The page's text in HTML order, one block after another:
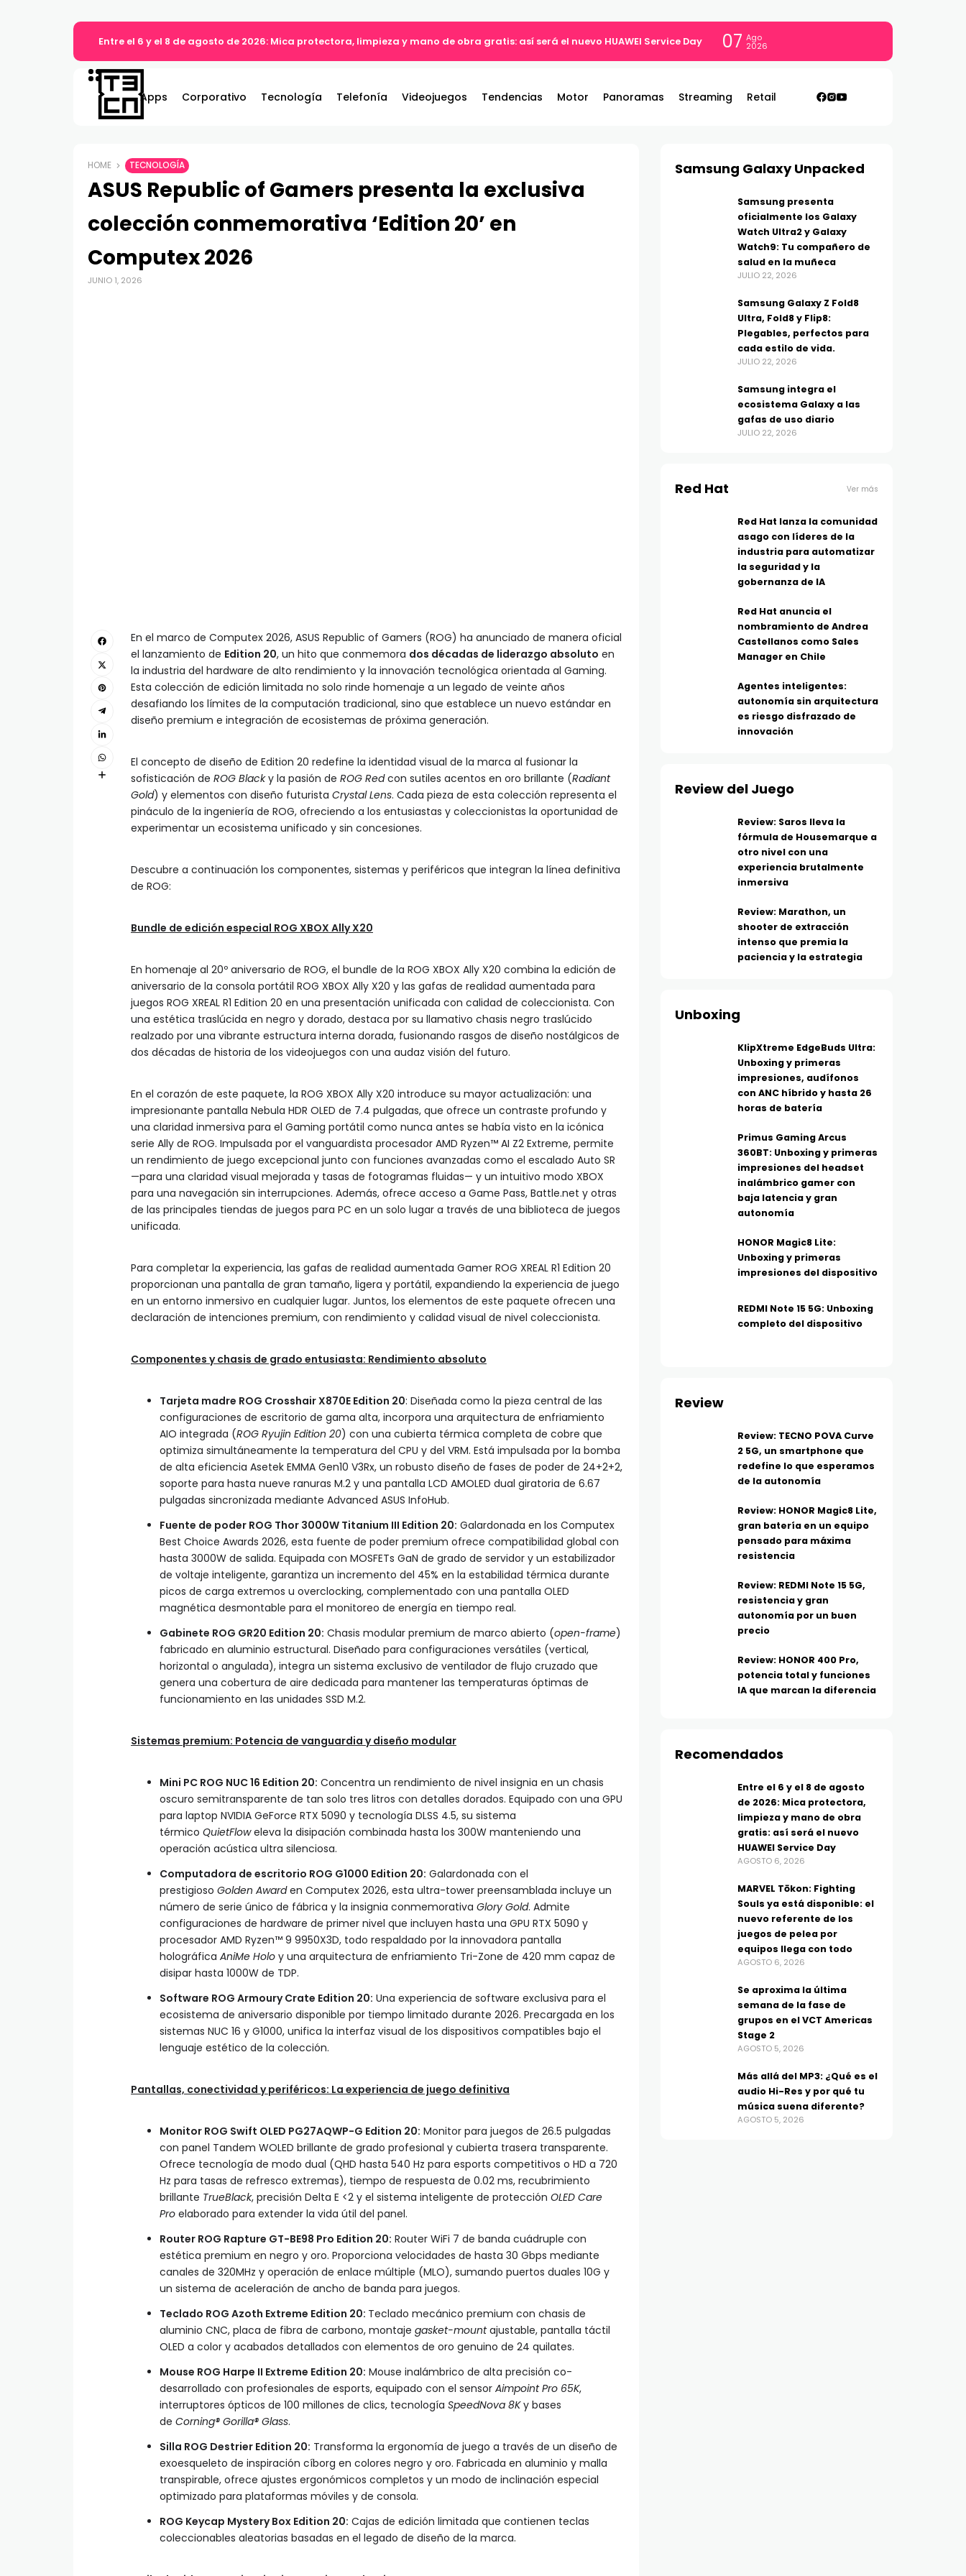
Entre el 6 y el 8 de agosto de 2026: Mica protectora, limpieza y mano de obra gratis: así será el nuevo HUAWEI Service Day 07 Ago
2026
Apps Corporativo Tecnología Telefonía Videojuegos Tendencias Motor Panoramas Streaming Retail
HOME TECNOLOGÍA
ASUS Republic of Gamers presenta la exclusiva
colección conmemorativa ‘Edition 20’ en
Computex 2026
JUNIO 1, 2026
En el marco de Computex 2026, ASUS Republic of Gamers (ROG) ha anunciado de manera oficial
el lanzamiento de Edition 20, un hito que conmemora dos décadas de liderazgo absoluto en
la industria del hardware de alto rendimiento y la innovación tecnológica orientada al Gaming.
Esta colección de edición limitada no solo rinde homenaje a un legado de veinte años
desafiando los límites de la computación tradicional, sino que establece un nuevo estándar en
diseño premium e integración de ecosistemas de próxima generación.
El concepto de diseño de Edition 20 redefine la identidad visual de la marca al fusionar la
sofisticación de ROG Blacky la pasión de ROG Redcon sutiles acentos en oro brillante (Radiant
Gold) y elementos con diseño futurista Crystal Lens. Cada pieza de esta colección representa el
pináculo de la ingeniería de ROG, ofreciendo a los entusiastas y coleccionistas la oportunidad de
experimentar un ecosistema unificado y sin concesiones.
Descubre a continuación los componentes, sistemas y periféricos que integran la línea definitiva
de ROG:
Bundle de edición especial ROG XBOX Ally X20
En homenaje al 20º aniversario de ROG, el bundle de la ROG XBOX Ally X20 combina la edición de
aniversario de la consola portátil ROG XBOX Ally X20 y las gafas de realidad aumentada para
juegos ROG XREAL R1 Edition 20 en una presentación unificada con calidad de coleccionista. Con
una estética traslúcida en negro y dorado, destaca por su llamativo chasis negro traslúcido
realzado por una vibrante estructura interna dorada, fusionando rasgos de diseño nostálgicos de
dos décadas de historia de los videojuegos con una audaz visión del futuro.
En el corazón de este paquete, la ROG XBOX Ally X20 introduce su mayor actualización: una
impresionante pantalla Nebula HDR OLED de 7.4 pulgadas, que ofrece un contraste profundo y
una claridad inmersiva para el Gaming portátil como nunca antes se había visto en la icónica
serie Ally de ROG. Impulsada por el vanguardista procesador AMD Ryzen™ AI Z2 Extreme, permite
un rendimiento de juego excepcional junto con funciones avanzadas como el escalado Auto SR
—para una claridad visual mejorada y tasas de fotogramas fluidas— y un intuitivo modo XBOX
para una navegación sin interrupciones. Además, ofrece acceso a Game Pass, Battle.net y otras
de las principales tiendas de juegos para PC en un solo lugar a través de una biblioteca de juegos
unificada.
Para completar la experiencia, las gafas de realidad aumentada Gamer ROG XREAL R1 Edition 20
proporcionan una pantalla de gran tamaño, ligera y portátil, expandiendo la experiencia de juego
en un entorno inmersivo en cualquier lugar. Juntos, los elementos de este paquete ofrecen una
declaración de intenciones premium, con rendimiento y calidad visual de nivel coleccionista.
Componentes y chasis de grado entusiasta: Rendimiento absoluto
Tarjeta madre ROG Crosshair X870E Edition 20: Diseñada como la pieza central de las
configuraciones de escritorio de gama alta, incorpora una arquitectura de enfriamiento
AIO integrada (ROG Ryujin Edition 20) con una cubierta térmica completa de cobre que
optimiza simultáneamente la temperatura del CPU y del VRM. Está impulsada por la bomba
de alta eficiencia Asetek EMMA Gen10 V3Rx, un robusto diseño de fases de poder de 24+2+2,
soporte para hasta nueve ranuras M.2 y una pantalla LCD AMOLED dual giratoria de 6.67
pulgadas sincronizada mediante Advanced ASUS InfoHub.
Fuente de poder ROG Thor 3000W Titanium III Edition 20: Galardonada en los Computex
Best Choice Awards 2026, esta fuente de poder premium ofrece compatibilidad global con
hasta 3000W de salida. Equipada con MOSFETs GaN de grado de servidor y un estabilizador
de voltaje inteligente, garantiza un incremento del 45% en la estabilidad térmica durante
picos de carga extremos u overclocking, complementado con una pantalla OLED
magnética desmontable para el monitoreo de energía en tiempo real.
Gabinete ROG GR20 Edition 20: Chasis modular premium de marco abierto (open-frame)
fabricado en aluminio estructural. Diseñado para configuraciones versátiles (vertical,
horizontal o angulada), integra un sistema exclusivo de ventilador de flujo cruzado que
genera una cobertura de aire dedicada para mantener las temperaturas óptimas de
funcionamiento en las unidades SSD M.2.
Sistemas premium: Potencia de vanguardia y diseño modular
Mini PC ROG NUC 16 Edition 20: Concentra un rendimiento de nivel insignia en un chasis
oscuro semitransparente de tan solo tres litros con detalles dorados. Equipado con una GPU
para laptop NVIDIA GeForce RTX 5090 y tecnología DLSS 4.5, su sistema
térmico QuietFloweleva la disipación combinada hasta los 300W manteniendo una
operación acústica ultra silenciosa.
Computadora de escritorio ROG G1000 Edition 20: Galardonada con el
prestigioso Golden Awarden Computex 2026, esta ultra-tower preensamblada incluye un
número de serie único de fábrica y la insignia conmemorativa Glory Gold. Admite
configuraciones de hardware de primer nivel que incluyen hasta una GPU RTX 5090 y
procesador AMD Ryzen™ 9 9950X3D, todo respaldado por la innovadora pantalla
holográfica AniMe Holo y una arquitectura de enfriamiento Tri-Zone de 420 mm capaz de
disipar hasta 1000W de TDP.
Software ROG Armoury Crate Edition 20: Una experiencia de software exclusiva para el
ecosistema de aniversario disponible por tiempo limitado durante 2026. Precargada en los
sistemas NUC 16 y G1000, unifica la interfaz visual de los dispositivos compatibles bajo el
lenguaje estético de la colección.
Pantallas, conectividad y periféricos: La experiencia de juego definitiva
Monitor ROG Swift OLED PG27AQWP-G Edition 20: Monitor para juegos de 26.5 pulgadas
con panel Tandem WOLED brillante de grado profesional y cubierta trasera transparente.
Ofrece tecnología de modo dual (QHD hasta 540 Hz para esports competitivos o HD a 720
Hz para tasas de refresco extremas), tiempo de respuesta de 0.02 ms, recubrimiento
brillante TrueBlack, precisión Delta E <2 y el sistema inteligente de protección OLED Care
Pro elaborado para extender la vida útil del panel.
Router ROG Rapture GT-BE98 Pro Edition 20: Router WiFi 7 de banda cuádruple con
estética premium en negro y oro. Proporciona velocidades de hasta 30 Gbps mediante
canales de 320MHz y operación de enlace múltiple (MLO), sumando puertos duales 10G y
un sistema de aceleración de ancho de banda para juegos.
Teclado ROG Azoth Extreme Edition 20: Teclado mecánico premium con chasis de
aluminio CNC, placa de fibra de carbono, montaje gasket-mountajustable, pantalla táctil
OLED a color y acabados detallados con elementos de oro genuino de 24 quilates.
Mouse ROG Harpe II Extreme Edition 20: Mouse inalámbrico de alta precisión co-
desarrollado con profesionales de esports, equipado con el sensor Aimpoint Pro 65K,
interruptores ópticos de 100 millones de clics, tecnología SpeedNova 8Ky bases
de Corning® Gorilla® Glass.
Silla ROG Destrier Edition 20: Transforma la ergonomía de juego a través de un diseño de
exoesqueleto de inspiración cíborg en colores negro y oro. Fabricada en aluminio y malla
transpirable, ofrece ajustes ergonómicos completos y un modo de inclinación especial
optimizado para plataformas móviles y de consola.
ROG Keycap Mystery Box Edition 20: Cajas de edición limitada que contienen teclas
coleccionables aleatorias basadas en el legado de diseño de la marca.
Samsung Galaxy Unpacked
Samsung presenta
oficialmente los Galaxy
Watch Ultra2 y Galaxy
Watch9: Tu compañero de
salud en la muñeca
JULIO 22, 2026
Samsung Galaxy Z Fold8
Ultra, Fold8 y Flip8:
Plegables, perfectos para
cada estilo de vida.
JULIO 22, 2026
Samsung integra el
ecosistema Galaxy a las
gafas de uso diario
JULIO 22, 2026
Red Hat Ver más
Red Hat lanza la comunidad
asago con líderes de la
industria para automatizar
la seguridad y la
gobernanza de IA
Red Hat anuncia el
nombramiento de Andrea
Castellanos como Sales
Manager en Chile
Agentes inteligentes:
autonomía sin arquitectura
es riesgo disfrazado de
innovación
Review del Juego
Review: Saros lleva la
fórmula de Housemarque a
otro nivel con una
experiencia brutalmente
inmersiva
Review: Marathon, un
shooter de extracción
intenso que premia la
paciencia y la estrategia
Unboxing
KlipXtreme EdgeBuds Ultra:
Unboxing y primeras
impresiones, audífonos
con ANC híbrido y hasta 26
horas de batería
Primus Gaming Arcus
360BT: Unboxing y primeras
impresiones del headset
inalámbrico gamer con
baja latencia y gran
autonomía
HONOR Magic8 Lite:
Unboxing y primeras
impresiones del dispositivo
REDMI Note 15 5G: Unboxing
completo del dispositivo
Review
Review: TECNO POVA Curve
2 5G, un smartphone que
redefine lo que esperamos
de la autonomía
Review: HONOR Magic8 Lite,
gran batería en un equipo
pensado para máxima
resistencia
Review: REDMI Note 15 5G,
resistencia y gran
autonomía por un buen
precio
Review: HONOR 400 Pro,
potencia total y funciones
IA que marcan la diferencia
Recomendados
Entre el 6 y el 8 de agosto
de 2026: Mica protectora,
limpieza y mano de obra
gratis: así será el nuevo
HUAWEI Service Day
AGOSTO 6, 2026
MARVEL Tōkon: Fighting
Souls ya está disponible: el
nuevo referente de los
juegos de pelea por
equipos llega con todo
AGOSTO 6, 2026
Se aproxima la última
semana de la fase de
grupos en el VCT Americas
Stage 2
AGOSTO 5, 2026
Más allá del MP3: ¿Qué es el
audio Hi-Res y por qué tu
música suena diferente?
AGOSTO 5, 2026